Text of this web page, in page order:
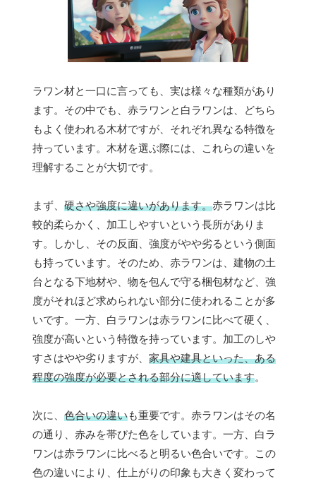
ラワン材と一口に言っても、実は様々な種類があり
ます。その中でも、赤ラワンと白ラワンは、どちら
もよく使われる木材ですが、それぞれ異なる特徴を
持っています。木材を選ぶ際には、これらの違いを
理解することが大切です。
まず、 硬さや強度に違いがあります。赤ラワンは比
較的柔らかく、加工しやすいという長所がありま
す。しかし、その反面、強度がやや劣るという側面
も持っています。そのため、赤ラワンは、建物の土
台となる下地材や、物を包んで守る梱包材など、強
度がそれほど求められない部分に使われることが多
いです。一方、白ラワンは赤ラワンに比べて硬く、
強度が高いという特徴を持っています。加工のしや
すさはやや劣りますが、 家具や建具といった、ある
程度の強度が必要とされる部分に適しています。
次に、 色合いの違いも重要です。赤ラワンはその名
の通り、赤みを帯びた色をしています。一方、白ラ
ワンは赤ラワンに比べると明るい色合いです。この
色の違いにより、仕上がりの印象も大きく変わって